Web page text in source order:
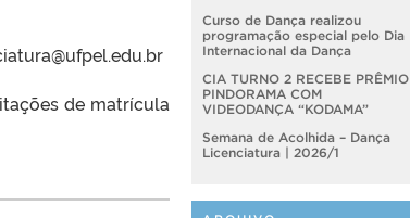
de matrícula
Curso de Dança realizou
programação especial pelo Dia
Internacional da Dança
CIA TURNO 2 RECEBE PRÊMIO
PINDORAMA COM
VIDEODANÇA “KODAMA”
Semana de Acolhida – Dança
Licenciatura | 2026/1